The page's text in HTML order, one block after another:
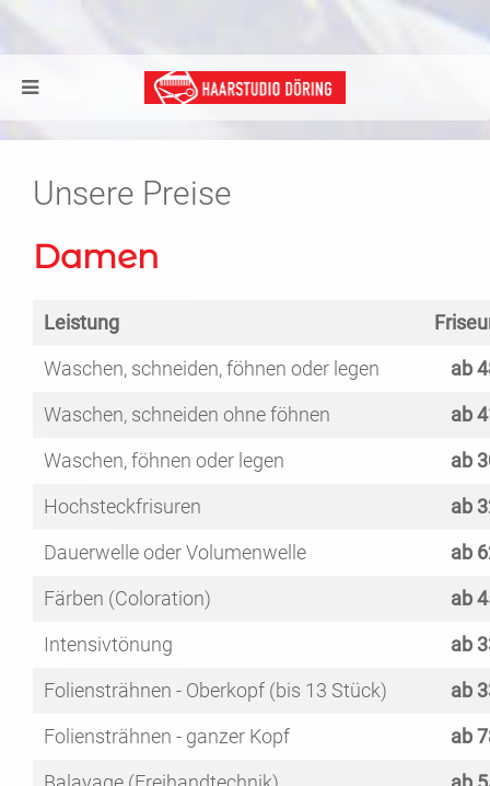
Unsere Preise
Damen
Leistung
Waschen, schneiden, föhnen oder legen
ab
Waschen, schneiden ohne föhnen
ab
Waschen, föhnen oder legen
ab
Hochsteckfrisuren
ab
Dauerwelle oder Volumenwelle
ab
Färben (Coloration)
ab
Intensivtönung
ab
Foliensträhnen - Oberkopf (bis 13 Stück)
ab
Foliensträhnen - ganzer Kopf
ab